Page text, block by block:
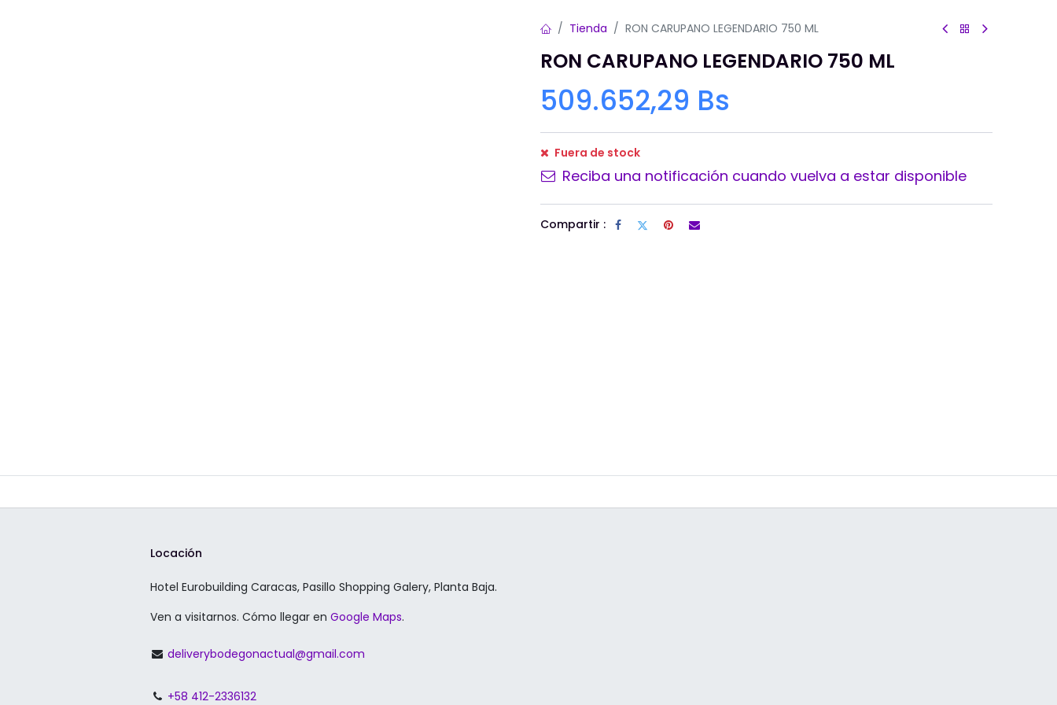
Tienda RON CARUPANO LEGENDARIO 750 ML
RON CARUPANO LEGENDARIO 750 ML
509.652,29 Bs
Fuera de stock
Reciba una notificación cuando vuelva a estar disponible
Compartir :
Locación
Hotel Eurobuilding Caracas, Pasillo Shopping Galery, Planta Baja.
Ven a visitarnos. Cómo llegar enGoogle Maps.
deliverybodegonactual@gmail.com
+58 412-2336132